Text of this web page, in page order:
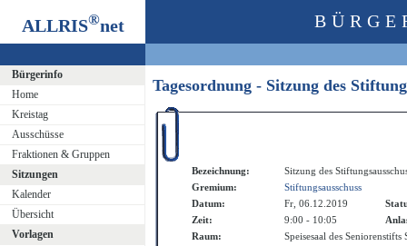
ALLRIS®net
Bürgerinfo
Home
Kreistag
Ausschüsse
Fraktionen & Gruppen
Sitzungen
Kalender
Übersicht
Vorlagen
Tagesordnung - Sitzung des
Bezeichnung:
Sitzung des
Gremium:
Stiftungsausschuss
Datum:
Fr, 06.12.2019
Zeit:
9:00 - 10:05
Raum:
Speisesaal des Seniorenstifts